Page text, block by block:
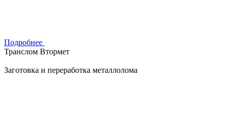
Подробнее
Транслом Втормет
Заготовка и переработка металлолома